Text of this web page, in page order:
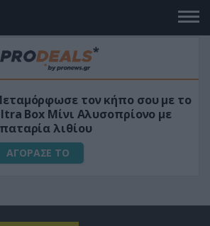
τον κήπο σου με το
Box Μίνι Αλυσοπρίονο με
λιθίου
ΑΓΟΡΑΣΕ ΤΟ